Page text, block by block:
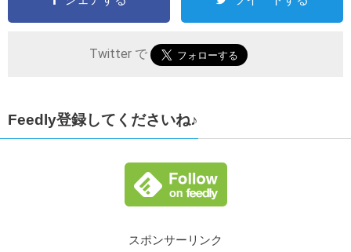
Twitter で
Feedly登録してくださいね♪
スポンサーリンク